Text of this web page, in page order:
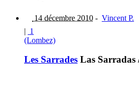
14 décembre 2010 - Vincent P.
| 1
(Lombez)
Les Sarrades Las Sarradas